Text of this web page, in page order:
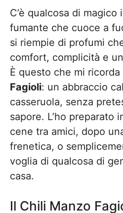
C’è qualcosa di magico
fumante che cuoce a
si riempie di profumi
comfort, complicità e
È questo che mi ricorda
Fagioli: un abbraccio
casseruola, senza
sapore. L’ho preparato
cene tra amici, dopo
frenetica, o
voglia di qualcosa di
casa.
Il Chili Manzo